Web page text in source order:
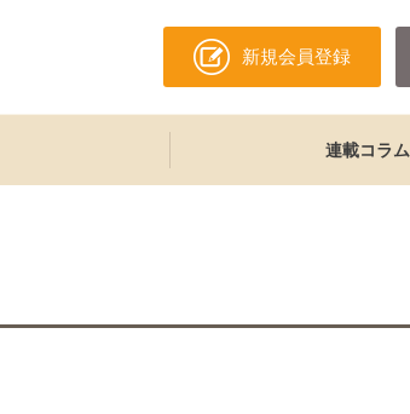
新規会員登録
連載コラム